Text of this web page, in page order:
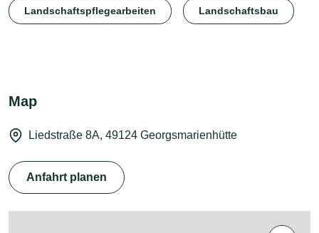
Landschaftspflegearbeiten Landschaftsbau
Map
Liedstraße 8A, 49124 Georgsmarienhütte
Anfahrt planen